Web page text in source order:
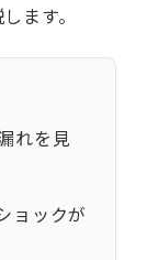
ます。
れを見
ョックが